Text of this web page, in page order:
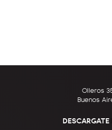
Olleros
Buenos